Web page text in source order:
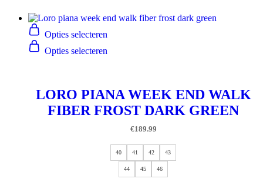
Opties selecteren
Opties selecteren
LORO PIANA WEEK END WALK
FIBER FROST DARK GREEN
€189.99
40 41 42 43
44 45 46